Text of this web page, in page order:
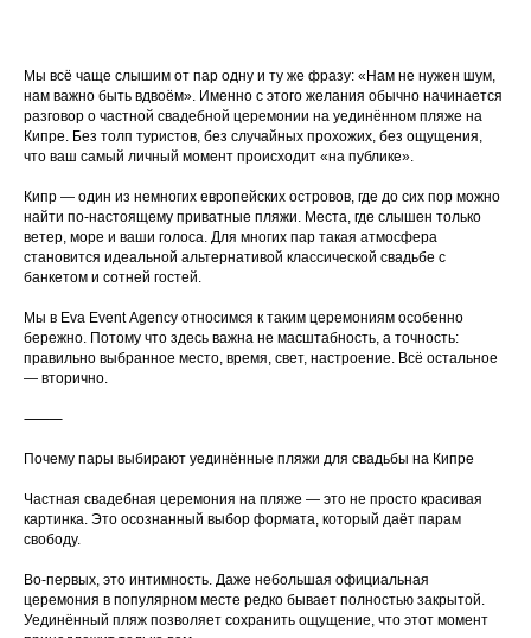
Мы всё чаще слышим от пар одну и ту же фразу: «Нам не нужен шум,
нам важно быть вдвоём». Именно с этого желания обычно начинается
разговор о частной свадебной церемонии на уединённом пляже на
Кипре. Без толп туристов, без случайных прохожих, без ощущения,
что ваш самый личный момент происходит «на публике».
Кипр — один из немногих европейских островов, где до сих пор можно
найти по-настоящему приватные пляжи. Места, где слышен только
ветер, море и ваши голоса. Для многих пар такая атмосфера
становится идеальной альтернативой классической свадьбе с
банкетом и сотней гостей.
Мы в Eva Event Agency относимся к таким церемониям особенно
бережно. Потому что здесь важна не масштабность, а точность:
правильно выбранное место, время, свет, настроение. Всё остальное
— вторично.
⸻
Почему пары выбирают уединённые пляжи для свадьбы на Кипре
Частная свадебная церемония на пляже — это не просто красивая
картинка. Это осознанный выбор формата, который даёт парам
свободу.
Во-первых, это интимность. Даже небольшая официальная
церемония в популярном месте редко бывает полностью закрытой.
Уединённый пляж позволяет сохранить ощущение, что этот момент